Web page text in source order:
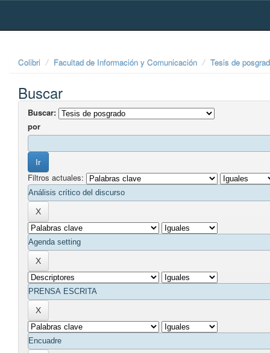
Skip
Colibri Facultad de Información y Comunicación Tesis de
Buscar
Buscar:
por
Filtros actuales: